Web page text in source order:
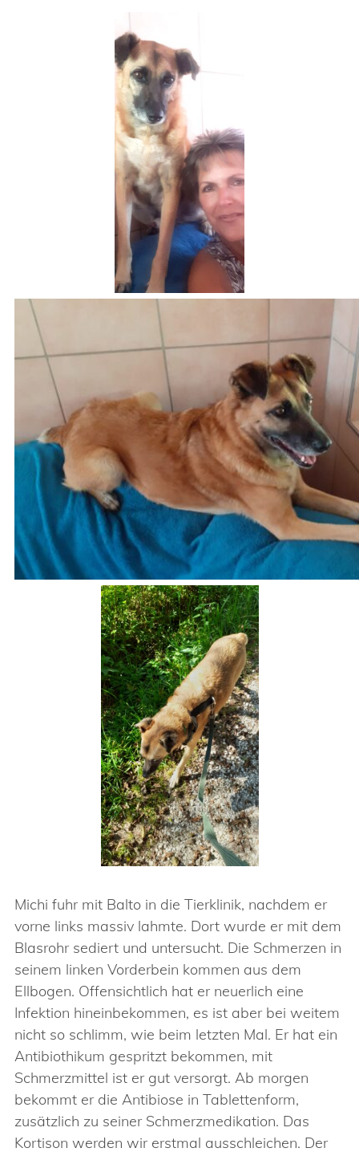
Michi fuhr mit Balto in die Tierklinik, nachdem er
vorne links massiv lahmte. Dort wurde er mit dem
Blasrohr sediert und untersucht. Die Schmerzen in
seinem linken Vorderbein kommen aus dem
Ellbogen. Offensichtlich hat er neuerlich eine
Infektion hineinbekommen, es ist aber bei weitem
nicht so schlimm, wie beim letzten Mal. Er hat ein
Antibiothikum gespritzt bekommen, mit
Schmerzmittel ist er gut versorgt. Ab morgen
bekommt er die Antibiose in Tablettenform,
zusätzlich zu seiner Schmerzmedikation. Das
Kortison werden wir erstmal ausschleichen. Der